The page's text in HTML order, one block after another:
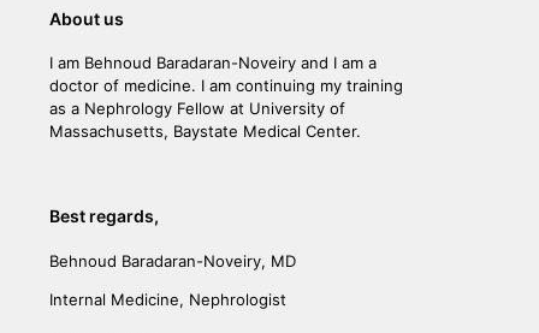
About us
I am Behnoud Baradaran-Noveiry and I am a
doctor of medicine. I am continuing my training
as a Nephrology Fellow at University of
Massachusetts, Baystate Medical Center.
Best regards,
Behnoud Baradaran-Noveiry, MD
Internal Medicine, Nephrologist